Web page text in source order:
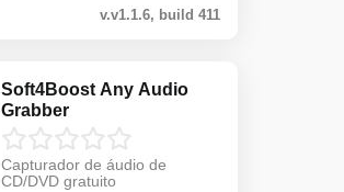
v.v1.1.6, build 411
Soft4Boost Any Audio
Grabber
Capturador de áudio de
CD/DVD gratuito